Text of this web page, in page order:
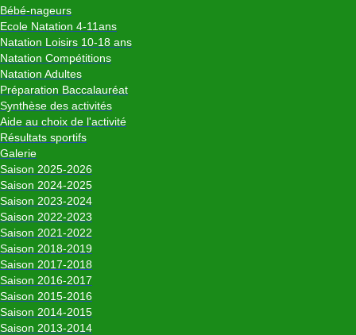
Bébé-nageurs
Ecole Natation 4-11ans
Natation Loisirs 10-18 ans
Natation Compétitions
Natation Adultes
Préparation Baccalauréat
Synthèse des activités
Aide au choix de l'activité
Résultats sportifs
Galerie
Saison 2025-2026
Saison 2024-2025
Saison 2023-2024
Saison 2022-2023
Saison 2021-2022
Saison 2018-2019
Saison 2017-2018
Saison 2016-2017
Saison 2015-2016
Saison 2014-2015
Saison 2013-2014